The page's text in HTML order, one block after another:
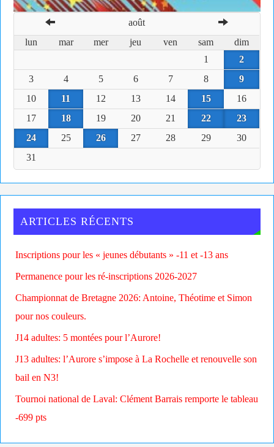
août
lun
mar mer jeu ven sam
dim
1
2
3
4 5 6 7 8
9
10
11 12 13 14 15
16
17
18 19 20 21 22
23
24
25 26 27 28 29
30
31
ARTICLES RÉCENTS
Inscriptions pour les « jeunes débutants » -11 et -13 ans
Permanence pour les ré-inscriptions 2026-2027
Championnat de Bretagne 2026: Antoine, Théotime et Simon
pour nos couleurs.
J14 adultes: 5 montées pour l’Aurore!
J13 adultes: l’Aurore s’impose à La Rochelle et renouvelle son
bail en N3!
Tournoi national de Laval: Clément Barrais remporte le tableau
-699 pts